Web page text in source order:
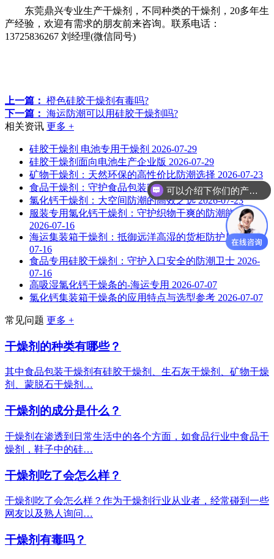
东莞鼎兴专业生产干燥剂，不同种类的干燥剂，20多年生
产经验，欢迎有需求的朋友前来咨询。联系电话：
13725836267 刘经理(微信同号)
上一篇： 橙色硅胶干燥剂有毒吗?
下一篇： 海运防潮可以用硅胶干燥剂吗?
相关资讯 更多 +
硅胶干燥剂 电池专用干燥剂 2026-07-29
硅胶干燥剂面向电池生产企业版 2026-07-29
矿物干燥剂：天然环保的高性价比防潮选择 2026-07-23
食品干燥剂：守护食品包装安全2026-07-23
氯化钙干燥剂：大空间防潮的高效之选2026-07-23
服装专用氯化钙干燥剂：守护织物干爽的防潮能手
2026-07-16
海运集装箱干燥剂：抵御远洋高湿的货柜防护盾2026-
07-16
食品专用硅胶干燥剂：守护入口安全的防潮卫士 2026-
07-16
高吸湿氯化钙干燥条的-海运专用 2026-07-07
氯化钙集装箱干燥条的应用特点与选型参考 2026-07-07
常见问题 更多 +
干燥剂的种类有哪些？
其中食品包装干燥剂有硅胶干燥剂、生石灰干燥剂、矿物干燥
剂、蒙脱石干燥剂…
干燥剂的成分是什么？
干燥剂在渗透到日常生活中的各个方面，如食品行业中食品干
燥剂，鞋子中的硅…
干燥剂吃了会怎么样？
干燥剂吃了会怎么样？作为干燥剂行业从业者，经常碰到一些
网友以及熟人询问…
干燥剂有毒吗？
可以介绍下你们的产品么？